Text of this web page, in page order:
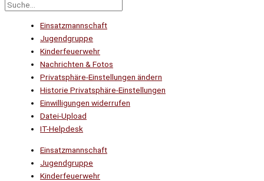
Einsatzmannschaft
Jugendgruppe
Kinderfeuerwehr
Nachrichten & Fotos
Privatsphäre-Einstellungen ändern
Historie Privatsphäre-Einstellungen
Einwilligungen widerrufen
Datei-Upload
IT-Helpdesk
Einsatzmannschaft
Jugendgruppe
Kinderfeuerwehr